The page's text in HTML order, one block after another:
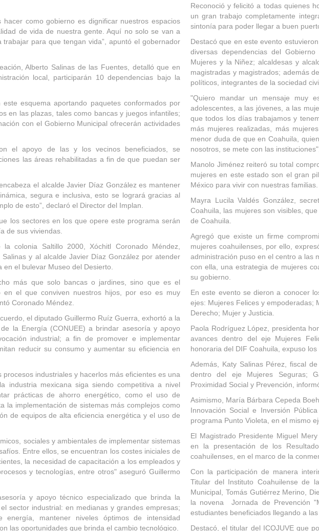
como gobierno es dignificar nuestros espacios
de vida de nuestra gente. Aquí no solo se van a
para que tengan vida”, apuntó el gobernador
Alberto Salinas de las Fuentes, detalló que en
local, participarán 10 dependencias bajo la
esquema aportando paquetes conformados por
en las plazas, tales como bancas y juegos infantiles;
con el Gobierno Municipal ofrecerán actividades
el apoyo de las y los vecinos beneficiados, se
las áreas rehabilitadas a fin de que puedan ser
el alcalde Javier Díaz González es mantener
segura e inclusiva, esto se logrará gracias al
de esto”, declaró el Director del Implan.
los sectores en los que opere este programa serán
de sus viviendas.
colonia Saltillo 2000, Xóchitl Coronado Méndez,
y al alcalde Javier Díaz González por atender
el bulevar Museo del Desierto.
más que solo bancas o jardines, sino que es el
el que conviven nuestros hijos, por eso es muy
Coronado Méndez.
el diputado Guillermo Ruíz Guerra, exhortó a la
la Energía (CONUEE) a brindar asesoría y apoyo
industrial; a fin de promover e implementar
reducir su consumo y aumentar su eficiencia en
industriales y hacerlos más eficientes es una
industria mexicana siga siendo competitiva a nivel
prácticas de ahorro energético, como el uso de
la implementación de sistemas más complejos como
de equipos de alta eficiencia energética y el uso de
sociales y ambientales de implementar sistemas
Entre ellos, se encuentran los costes iniciales de
la necesidad de capacitación a los empleados y
y tecnologías, entre otros" aseguró Guillermo
y apoyo técnico especializado que brinda la
sector industrial: en medianas y grandes empresas;
mantener niveles óptimos de intensidad
las oportunidades que brinda el cambio tecnológico.
Reconoció y felicitó a todas quienes
un gran trabajo completamente
sintonía para poder llegar a buen
Destacó que en este evento
diversas dependencias del
Mujeres y la Niñez; alcaldesas y
magistradas y magistrados; además
políticos, integrantes de la sociedad
"Quiero mandar un mensaje muy
adolescentes, a las jóvenes, a las
que todos los días trabajamos y
más mujeres realizadas, más
menor duda de que en Coahuila,
nosotros, se mete con las
Manolo Jiménez reiteró su total
mujeres en este estado son el gran
México para vivir con nuestras familias.
Mayra Lucila Valdés González,
Coahuila, las mujeres son visibles,
de Coahuila.
Agregó que existe un firme
mujeres coahuilenses, por ello,
administración puso en el centro a las
con ella, una estrategia de mujeres
su gobierno.
En este evento se dieron a conocer
ejes: Mujeres Felices y empoderadas;
Derecho; Mujer y Justicia.
Paola Rodríguez López, presidenta
avances dentro del eje Mujeres
honoraria del DIF Coahuila, expuso
Además, Katy Salinas Pérez, fiscal
dentro del eje Mujeres Seguras;
Proximidad Social y Prevención,
Asimismo, María Bárbara Cepeda
Innovación Social e Inversión
programa Punto Violeta, en el mismo
El Magistrado Presidente Miguel
en la presentación de los
coahuilenses, en el marco de la
Con la participación de manera
Titular del Instituto Coahuilense de
Municipal, Tomás Gutiérrez Merino,
la novena Jornada de Prevención
estudiantes beneficiados llegando a
Destacó, el titular del ICOJUVE que